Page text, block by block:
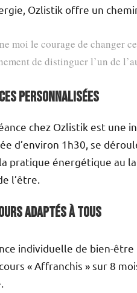
Ozlistik offre un
moi le courage de changer
de distinguer l’un de
personnalisées
chez Ozlistik est une
d’environ 1h30, se
pratique énergétique au
l’être.
adaptés à tous
individuelle de bien-
« Affranchis » sur 8